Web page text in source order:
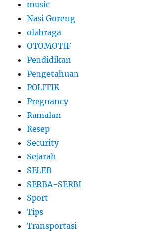
music
Nasi Goreng
olahraga
OTOMOTIF
Pendidikan
Pengetahuan
POLITIK
Pregnancy
Ramalan
Resep
Security
Sejarah
SELEB
SERBA-SERBI
Sport
Tips
Transportasi